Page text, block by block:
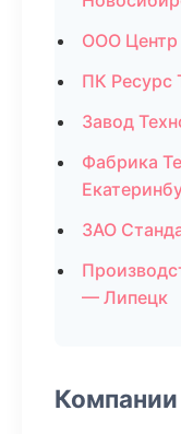
ООО Центр
ПК Ресурс
Завод
Фабрика
ЗАО
— Липецк
Компании